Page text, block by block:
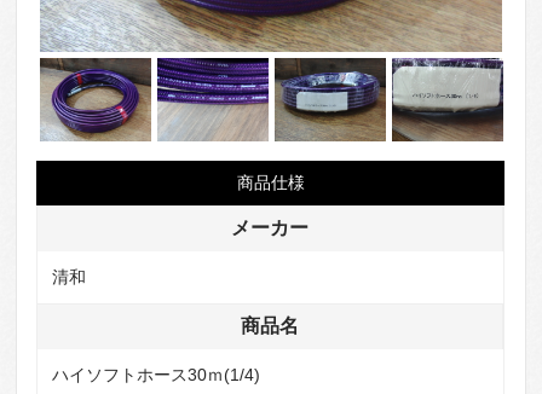
商品仕様
メーカー
清和
商品名
ハイソフトホース30ｍ(1/4)